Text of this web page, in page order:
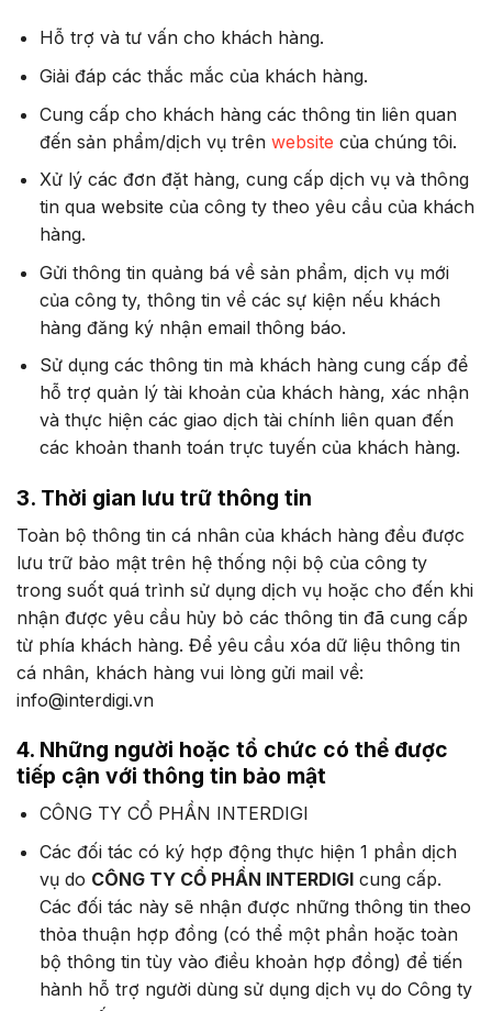
Hỗ trợ và tư vấn cho khách hàng.
Giải đáp các thắc mắc của khách hàng.
Cung cấp cho khách hàng các thông tin liên quan
đến sản phẩm/dịch vụ trên website của chúng tôi.
Xử lý các đơn đặt hàng, cung cấp dịch vụ và thông
tin qua website của công ty theo yêu cầu của khách
hàng.
Gửi thông tin quảng bá về sản phẩm, dịch vụ mới
của công ty, thông tin về các sự kiện nếu khách
hàng đăng ký nhận email thông báo.
Sử dụng các thông tin mà khách hàng cung cấp để
hỗ trợ quản lý tài khoản của khách hàng, xác nhận
và thực hiện các giao dịch tài chính liên quan đến
các khoản thanh toán trực tuyến của khách hàng.
3. Thời gian lưu trữ thông tin
Toàn bộ thông tin cá nhân của khách hàng đều được
lưu trữ bảo mật trên hệ thống nội bộ của công ty
trong suốt quá trình sử dụng dịch vụ hoặc cho đến khi
nhận được yêu cầu hủy bỏ các thông tin đã cung cấp
từ phía khách hàng. Để yêu cầu xóa dữ liệu thông tin
cá nhân, khách hàng vui lòng gửi mail về:
info@interdigi.vn
4. Những người hoặc tổ chức có thể được
tiếp cận với thông tin bảo mật
CÔNG TY CỔ PHẦN INTERDIGI
Các đối tác có ký hợp động thực hiện 1 phần dịch
vụ do CÔNG TY CỔ PHẦN INTERDIGIcung cấp.
Các đối tác này sẽ nhận được những thông tin theo
thỏa thuận hợp đồng (có thể một phần hoặc toàn
bộ thông tin tùy vào điều khoản hợp đồng) để tiến
hành hỗ trợ người dùng sử dụng dịch vụ do Công ty